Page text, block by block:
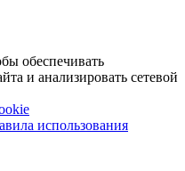
обеспечивать
и анализировать сетевой
использования